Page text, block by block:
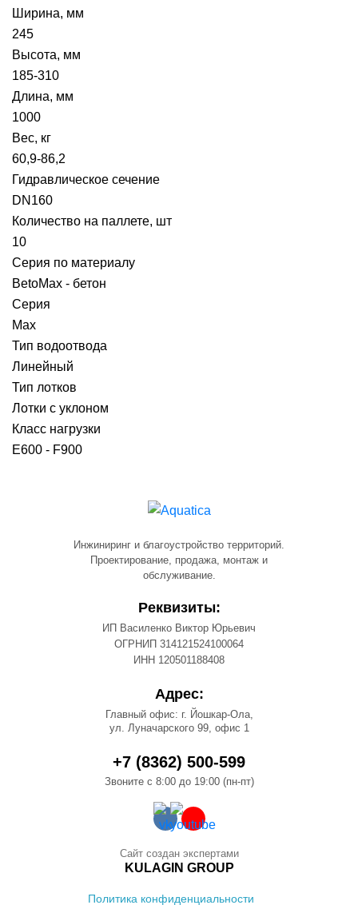
Ширина, мм
245
Высота, мм
185-310
Длина, мм
1000
Вес, кг
60,9-86,2
Гидравлическое сечение
DN160
Количество на паллете, шт
10
Серия по материалу
BetoMax - бетон
Серия
Max
Тип водоотвода
Линейный
Тип лотков
Лотки с уклоном
Класс нагрузки
E600 - F900
Инжиниринг и благоустройство территорий.
Проектирование, продажа, монтаж и
обслуживание.
Реквизиты:
ИП Василенко Виктор Юрьевич
ОГРНИП 314121524100064
ИНН 120501188408
Адрес:
Главный офис: г. Йошкар-Ола,
ул. Луначарского 99, офис 1
+7 (8362) 500-599
Звоните с 8:00 до 19:00 (пн-пт)
Политика конфиденциальности
Сайт создан экспертами
KULAGIN GROUP